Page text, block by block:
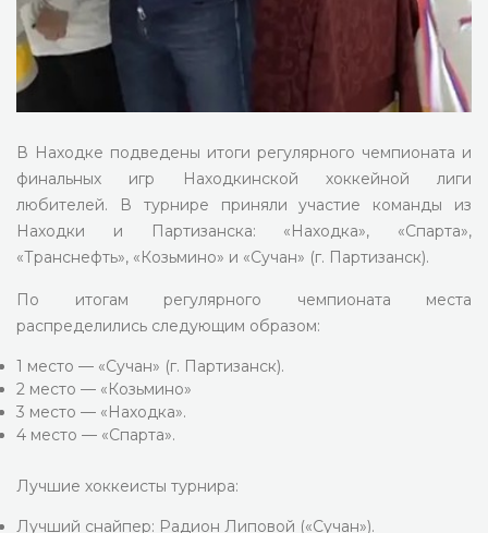
В Находке подведены итоги регулярного чемпионата и
финальных игр Находкинской хоккейной лиги
любителей. В турнире приняли участие команды из
Находки и Партизанска: «Находка», «Спарта»,
«Транснефть», «Козьмино» и «Сучан» (г. Партизанск).
По итогам регулярного чемпионата места
распределились следующим образом:
1 место — «Сучан» (г. Партизанск).
2 место — «Козьмино»
3 место — «Находка».
4 место — «Спарта».
Лучшие хоккеисты турнира:
Лучший снайпер: Радион Липовой («Сучан»).